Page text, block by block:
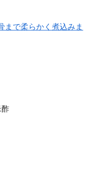
まで柔らかく煮込みま
酢